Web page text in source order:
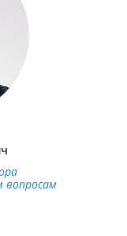
вопросам